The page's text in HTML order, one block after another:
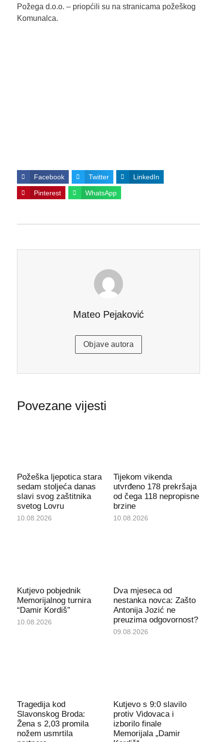
Požega d.o.o. – priopćili su na stranicama požeškog
Komunalca.
Facebook Twitter LinkedIn
Pinterest WhatsApp
Mateo Pejaković
Objave autora
Povezane vijesti
Požeška ljepotica stara
sedam stoljeća danas
slavi svog zaštitnika
svetog Lovru
10.08.2026
Tijekom vikenda
utvrđeno 178 prekršaja
od čega 118 nepropisne
brzine
10.08.2026
Kutjevo pobjednik
Memorijalnog turnira
“Damir Kordiš”
10.08.2026
Dva mjeseca od
nestanka novca: Zašto
Antonija Jozić ne
preuzima odgovornost?
09.08.2026
Tragedija kod
Slavonskog Broda:
Žena s 2,03 promila
nožem usmrtila
Kutjevo s 9:0 slavilo
protiv Vidovaca i
izborilo finale
Memorijala „Damir